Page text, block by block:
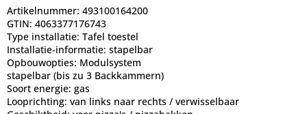
Artikelnummer: 493100164200
GTIN: 4063377176743
Type installatie: Tafel toestel
Installatie-informatie: stapelbar
Opbouwopties: Modulsystem
stapelbar (bis zu 3 Backkammern)
Soort energie: gas
Looprichting: van links naar rechts / verwisselbaar